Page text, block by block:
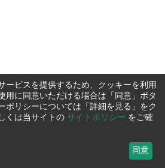
ービスを提供するため、クッキーを利用
用に同意いただける場合は「同意」ボタ
ポリシーについては「詳細を見る」をク
くは当サイトの サイトポリシー をご確
同意